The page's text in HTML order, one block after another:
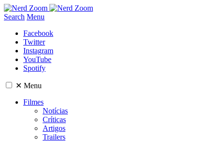
Search Menu
Facebook
Twitter
Instagram
YouTube
Spotify
✕ Menu
Filmes
Notícias
Críticas
Artigos
Trailers